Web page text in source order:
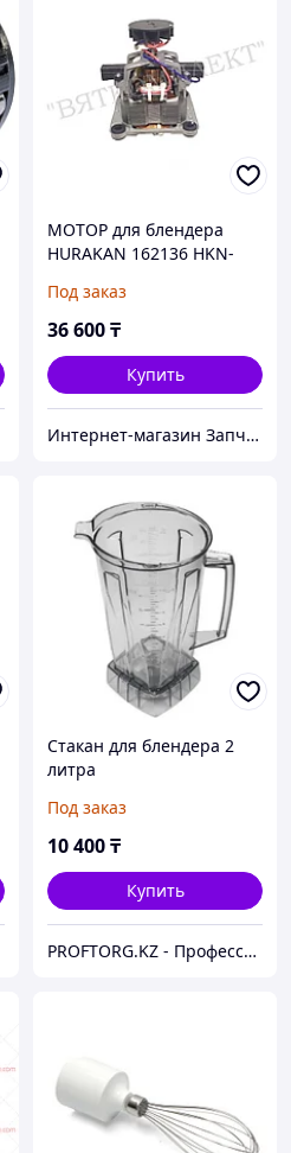
МОТОР для блендера
HURAKAN 162136 HKN-
Под заказ
36 600₸
Купить
Интернет-магазин Запчастей для бытовой техники RemZap
Стакан для блендера 2
литра
Под заказ
10 400₸
Купить
PROFTORG.KZ - Профессиональная и бытовая техника